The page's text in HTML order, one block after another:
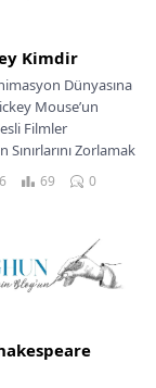
Kimdir
Dünyasına
Mouse’un
Filmler
Zorlamak
Zaferi Eğlence
Kuruluşu Bir...
69 0